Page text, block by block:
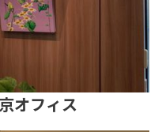
オフィス